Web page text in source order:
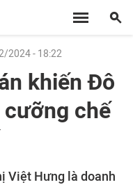
2024 - 18:22
khiến Đô
chế
Việt Hưng là doanh